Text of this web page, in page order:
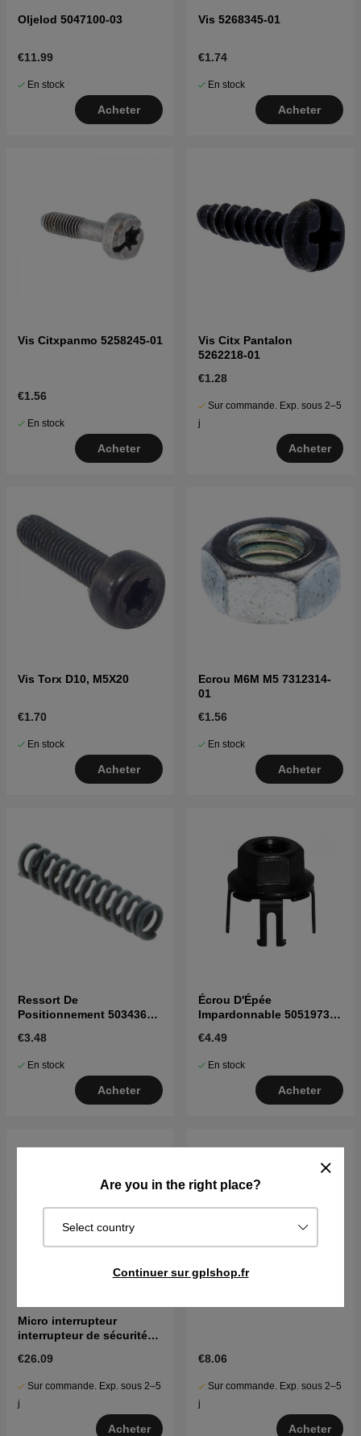
Are you in the right place?
Select country
Continuer sur gplshop.fr
Oljelod 5047100-03
€11.99
En stock
Acheter
Vis 5268345-01
€1.74
En stock
Acheter
Vis Citxpanmo 5258245-01
€1.56
En stock
Acheter
Vis Citx Pantalon
5262218-01
€1.28
Sur commande. Exp. sous 2–5
j
Acheter
Vis Torx D10, M5X20
€1.70
En stock
Acheter
Ecrou M6M M5 7312314-
01
€1.56
En stock
Acheter
Ressort De
Positionnement 5034365-
€3.48
En stock
Acheter
Écrou D'Épée
Impardonnable 5051973-
€4.49
En stock
Acheter
Micro interrupteur
interrupteur de sécurité
€26.09
Sur commande. Exp. sous 2–5
j
Acheter
€8.06
Sur commande. Exp. sous 2–5
j
Acheter